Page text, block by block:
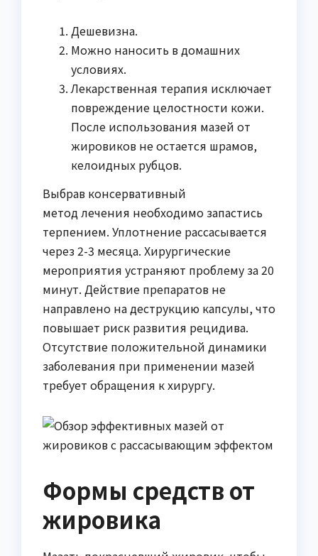
Дешевизна.
Можно наносить в домашних
условиях.
Лекарственная терапия исключает
повреждение целостности кожи.
После использования мазей от
жировиков не остается шрамов,
келоидных рубцов.
Выбрав консервативный
метод лечения необходимо запастись
терпением. Уплотнение рассасывается
через 2-3 месяца. Хирургические
мероприятия устраняют проблему за 20
минут. Действие препаратов не
направлено на деструкцию капсулы, что
повышает риск развития рецидива.
Отсутствие положительной динамики
заболевания при применении мазей
требует обращения к хирургу.
Формы средств от
жировика